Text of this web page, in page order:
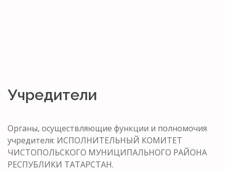
Учредители
Органы, осуществляющие функции и полномочия
учредителя: ИСПОЛНИТЕЛЬНЫЙ КОМИТЕТ
ЧИСТОПОЛЬСКОГО МУНИЦИПАЛЬНОГО РАЙОНА
РЕСПУБЛИКИ ТАТАРСТАН.